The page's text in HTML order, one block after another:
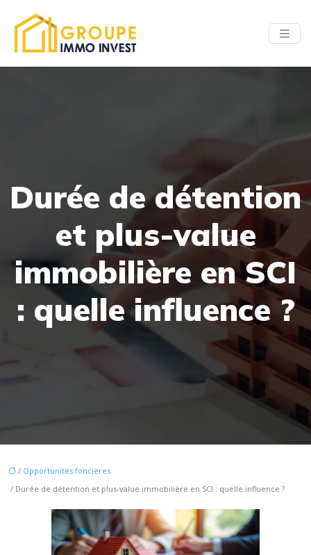
Durée de détention
et plus-value
immobilière en SCI
: quelle influence ?
/ Opportunités foncières
/ Durée de détention et plus-value immobilière en SCI : quelle influence ?